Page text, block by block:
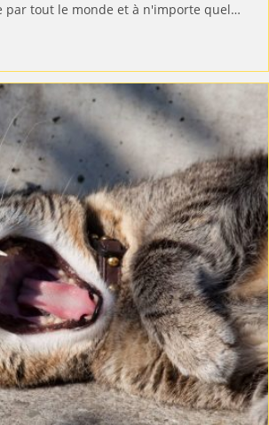
par tout le monde et à n'importe quel…